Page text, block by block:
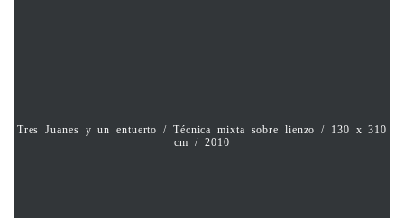
Tres Juanes y un entuerto / Técnica mixta sobre lienzo / 130 x 310
cm / 2010